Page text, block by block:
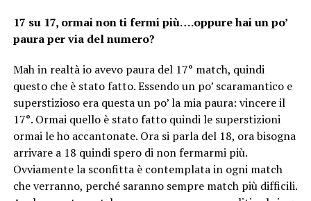
17 su 17, ormai non ti fermi più….oppure hai un po’
paura per via del numero?
Mah in realtà io avevo paura del 17° match, quindi
questo che è stato fatto. Essendo un po’ scaramantico e
superstizioso era questa un po’ la mia paura: vincere il
17°. Ormai quello è stato fatto quindi le superstizioni
ormai le ho accantonate. Ora si parla del 18, ora bisogna
arrivare a 18 quindi spero di non fermarmi più.
Ovviamente la sconfitta è contemplata in ogni match
che verranno, perché saranno sempre match più difficili.